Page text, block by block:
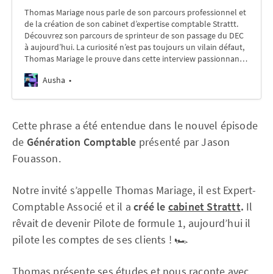
Thomas Mariage nous parle de son parcours professionnel et
de la création de son cabinet d’expertise comptable Strattt.
Découvrez son parcours de sprinteur de son passage du DEC
à aujourd’hui. La curiosité n’est pas toujours un vilain défaut,
Thomas Mariage le prouve dans cette interview passionnan…
Ausha
Cette phrase a été entendue dans le nouvel épisode
de Génération Comptable présenté par Jason
Fouasson.
Notre invité s’appelle Thomas Mariage, il est Expert-
Comptable Associé et il acréé le cabinet Strattt. Il
rêvait de devenir Pilote de formule 1, aujourd’hui il
pilote les comptes de ses clients ! 🏎️